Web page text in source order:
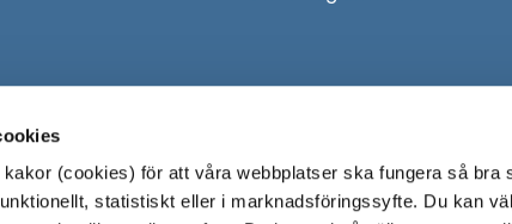
(cookies) för att våra webbplatser ska fungera så bra
statistiskt eller i marknadsföringssyfte. Du kan